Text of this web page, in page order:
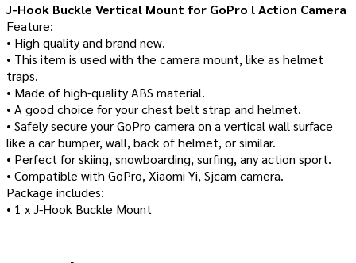
J-Hook Buckle Vertical Mount for GoPro l Action Camera
Feature:
• High quality and brand new.
• This item is used with the camera mount, like as helmet
traps.
• Made of high-quality ABS material.
• A good choice for your chest belt strap and helmet.
• Safely secure your GoPro camera on a vertical wall surface
like a car bumper, wall, back of helmet, or similar.
• Perfect for skiing, snowboarding, surfing, any action sport.
• Compatible with GoPro, Xiaomi Yi, Sjcam camera.
Package includes:
• 1 x J-Hook Buckle Mount